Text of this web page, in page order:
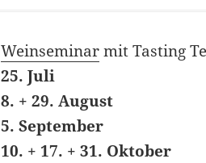
Weinseminarmit Tasting
25. Juli
8. + 29. August
5. September
10. + 17. + 31. Oktober